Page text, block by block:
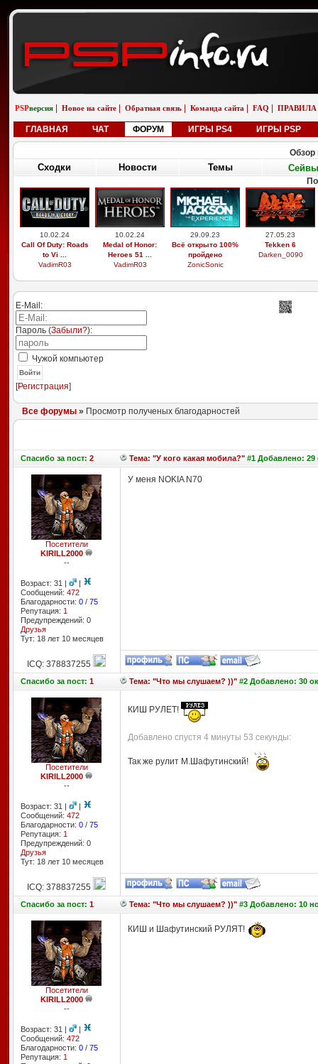
PSPверсия Новое на сайте Обратная связь Команда сайта FAQ ПРАВИЛА
ГЛАВНАЯ ЧАТ ФОРУМ ИГРЫ PS4 ИГРЫ PSP
Обзор
Сходки Новости Темы Сейвы
10.02.24
Call Of Duty: Roads
to Vi ...
VadimR03
10.02.24
Medal of Honor:
Heroes 51 ...
VadimR03
29.09.23
Всё открыто 100%
пройдено
ZonicSonic
27.05.23
Tekken 6
Darken_0090
E-Mail:
Пароль (Забыли?):
Чужой компьютер
Войти
[Регистрация]
Все форумы» Просмотр полученых благодарностей
Спасибоза пост: 2 Тема: "У кого какая мобила?"#1 Добавлено: 29
Посетители
KIRILL2000
--
Возраст: 31 |
|
Сообщений: 472
Благодарности: 0/ 75
Репутация: 1
Предупреждений: 0
Друзья
Тут: 18 лет 10 месяцев
У меня NOKIA N70
ICQ: 378837255
Спасибоза пост: 1 Тема: "Что мы слушаем? ))"#2 Добавлено: 30
Посетители
KIRILL2000
--
Возраст: 31 |
|
Сообщений: 472
Благодарности: 0/ 75
Репутация: 1
Предупреждений: 0
Друзья
Тут: 18 лет 10 месяцев
КИШ РУЛЕТ!
Добавлено спустя 4 минуты 53 секунды:
Так же рулит М.Шафутинский!
ICQ: 378837255
Спасибоза пост: 1 Тема: "Что мы слушаем? ))"#3 Добавлено: 10
Посетители
KIRILL2000
--
Возраст: 31 |
|
Сообщений: 472
Благодарности: 0/ 75
Репутация: 1
КИШ и Шафутинский РУЛЯТ!